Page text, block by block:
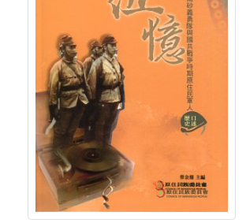
關於我們
關於原住民族文獻會
原住民族文獻會設置要點
委員介紹
歷次會議記錄
最新消息
網站訊息
徵稿訊息
出版品專區
本會出版品列表
與國史館共同出版品介紹
文獻電子期刊
本期內容 相關連結